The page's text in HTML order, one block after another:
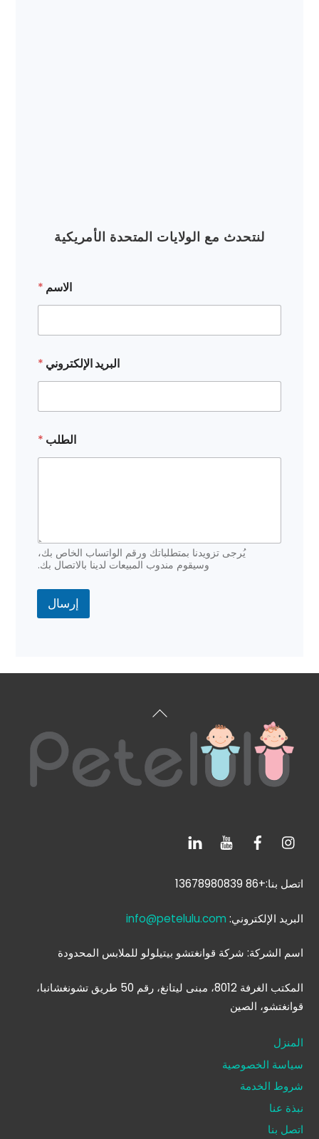
لنتحدث مع الولايات المتحدة الأمريكية
الاسم *
البريد الإلكتروني *
الطلب *
يُرجى تزويدنا بمتطلباتك ورقم الواتساب الخاص بك،
وسيقوم مندوب المبيعات لدينا بالاتصال بك.
إرسال
العودة
الأعلى
اتصل بنا:+86 13678980839
البريد الإلكتروني: info@petelulu.com
اسم الشركة: شركة قوانغتشو بيتيلولو للملابس المحدودة
المكتب الغرفة 8012، مبنى ليتانغ، رقم 50 طريق تشونغشانبا،
قوانغتشو، الصين
المنزل
سياسة الخصوصية
شروط الخدمة
نبذة عنا
اتصل بنا